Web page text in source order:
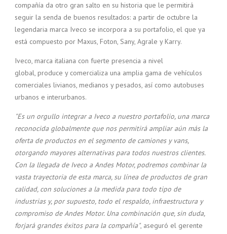
compañía da otro gran salto en su historia que le permitirá
seguir la senda de buenos resultados: a partir de octubre la
legendaria marca Iveco se incorpora a su portafolio, el que ya
está compuesto por Maxus, Foton, Sany, Agrale y Karry.
Iveco, marca italiana con fuerte presencia a nivel
global, produce y comercializa una amplia gama de vehículos
comerciales livianos, medianos y pesados, así como autobuses
urbanos e interurbanos.
"Es un orgullo integrar a Iveco a nuestro portafolio, una marca
reconocida globalmente que nos permitirá ampliar aún más la
oferta de productos en el segmento de camiones y vans,
otorgando mayores alternativas para todos nuestros clientes.
Con la llegada de Iveco a Andes Motor, podremos combinar la
vasta trayectoria de esta marca, su línea de productos de gran
calidad, con soluciones a la medida para todo tipo de
industrias y, por supuesto, todo el respaldo, infraestructura y
compromiso de Andes Motor. Una combinación que, sin duda,
forjará grandes éxitos para la compañía", aseguró el gerente